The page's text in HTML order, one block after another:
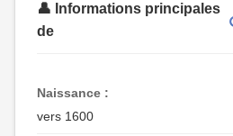
👤 Informations principales
de
Naissance :
vers 1600